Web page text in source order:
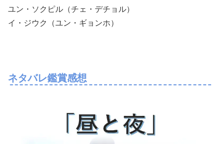
ユン・ソクピル（チェ・デチョル）
イ・ジウク（ユン・ギョンホ）
ネタバレ鑑賞感想